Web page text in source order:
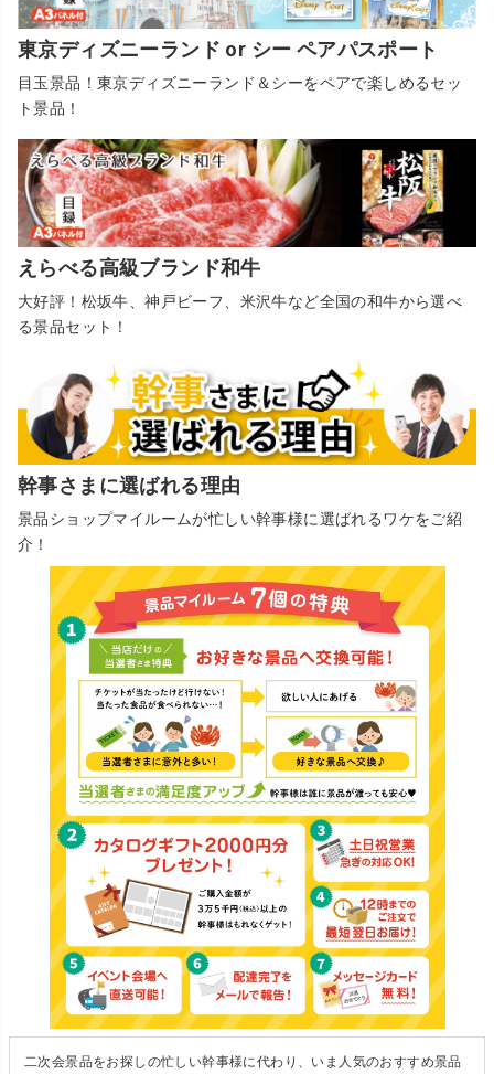
東京ディズニーランド or シー ペアパスポート
目玉景品！東京ディズニーランド＆シーをペアで楽しめるセッ
ト景品！
えらべる高級ブランド和牛
大好評！松坂牛、神戸ビーフ、米沢牛など全国の和牛から選べ
る景品セット！
幹事さまに選ばれる理由
景品ショップマイルームが忙しい幹事様に選ばれるワケをご紹
介！
二次会景品をお探しの忙しい幹事様に代わり、いま人気のおすすめ景品